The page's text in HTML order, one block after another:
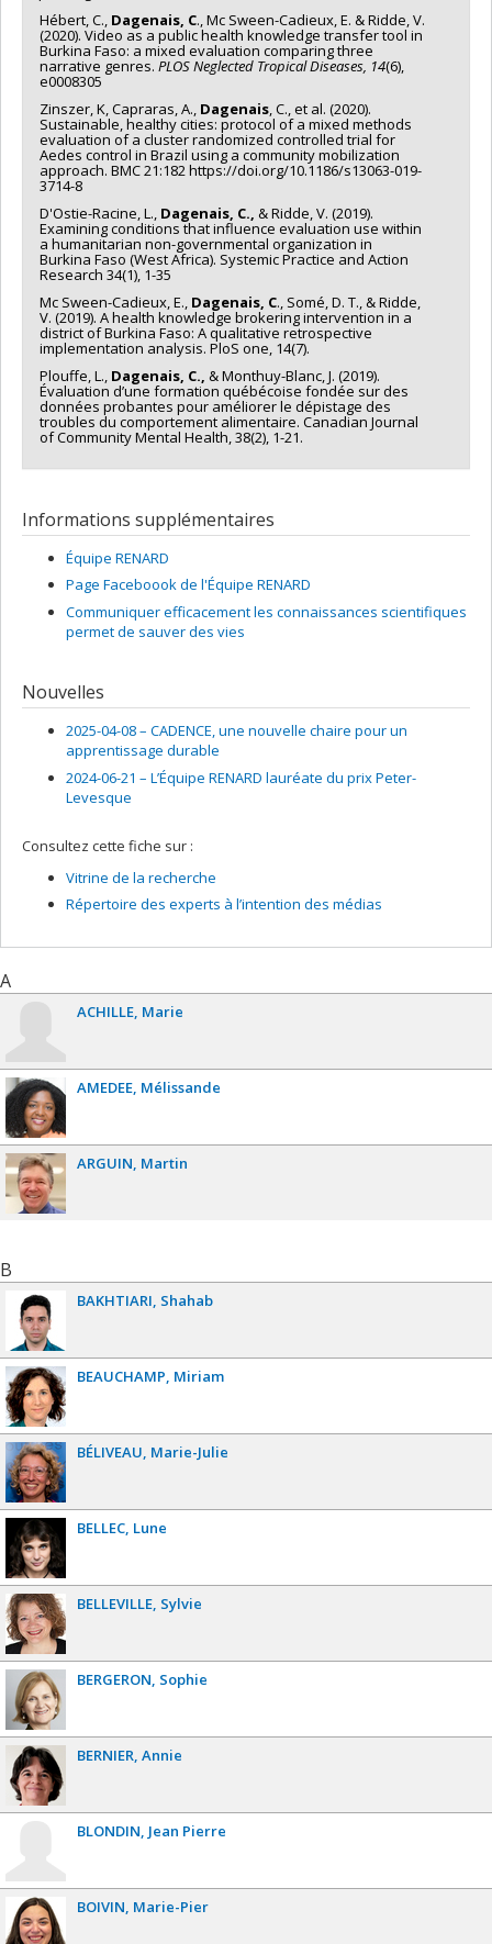
Hébert, C., Dagenais, C., Mc Sween-Cadieux, E. & Ridde, V.
(2020). Video as a public health knowledge transfer tool in
Burkina Faso: a mixed evaluation comparing three
narrative genres. PLOS Neglected Tropical Diseases, 14(6),
e0008305
Zinszer, K, Capraras, A., Dagenais , C., et al. (2020).
Sustainable, healthy cities: protocol of a mixed methods
evaluation of a cluster randomized controlled trial for
Aedes control in Brazil using a community mobilization
approach. BMC 21:182 https://doi.org/10.1186/s13063-019-
3714-8
D'Ostie-Racine, L., Dagenais, C., & Ridde, V. (2019).
Examining conditions that influence evaluation use within
a humanitarian non-governmental organization in
Burkina Faso (West Africa). Systemic Practice and Action
Research 34(1), 1-35
Mc Sween-Cadieux, E., Dagenais, C., Somé, D. T., & Ridde,
V. (2019). A health knowledge brokering intervention in a
district of Burkina Faso: A qualitative retrospective
implementation analysis. PloS one, 14(7).
Plouffe, L., Dagenais, C., & Monthuy-Blanc, J. (2019).
Évaluation d’une formation québécoise fondée sur des
données probantes pour améliorer le dépistage des
troubles du comportement alimentaire. Canadian Journal
of Community Mental Health, 38(2), 1-21.
Informations supplémentaires
Équipe RENARD
Page Faceboook de l'Équipe RENARD
Communiquer efficacement les connaissances scientifiques
permet de sauver des vies
Nouvelles
2025-04-08 – CADENCE, une nouvelle chaire pour un
apprentissage durable
2024-06-21 – L’Équipe RENARD lauréate du prix Peter-
Levesque
Consultez cette fiche sur :
Vitrine de la recherche
Répertoire des experts à l’intention des médias
A
ACHILLE Marie
AMEDEE Mélissande
ARGUIN Martin
B
BAKHTIARI Shahab
BEAUCHAMP Miriam
BÉLIVEAU Marie-Julie
BELLEC Lune
BELLEVILLE Sylvie
BERGERON Sophie
BERNIER Annie
BLONDIN Jean Pierre
BOIVIN Marie-Pier